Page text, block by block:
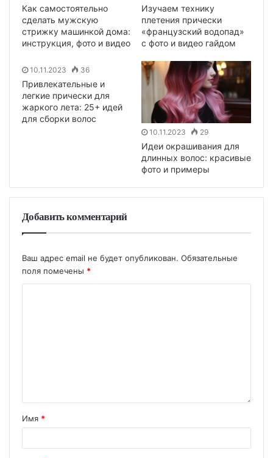
Как самостоятельно
сделать мужскую
стрижку машинкой дома:
инструкция, фото и видео
Изучаем технику
плетения прически
«французский водопад»
с фото и видео гайдом
10.11.2023 36
Привлекательные и
легкие прически для
жаркого лета: 25+ идей
для сборки волос
10.11.2023 29
Идеи окрашивания для
длинных волос: красивые
фото и примеры
Добавить комментарий
Ваш адрес email не будет опубликован. Обязательные
поля помечены *
Имя *